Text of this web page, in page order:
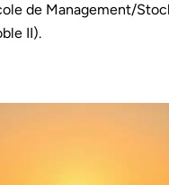
de Management/
II).